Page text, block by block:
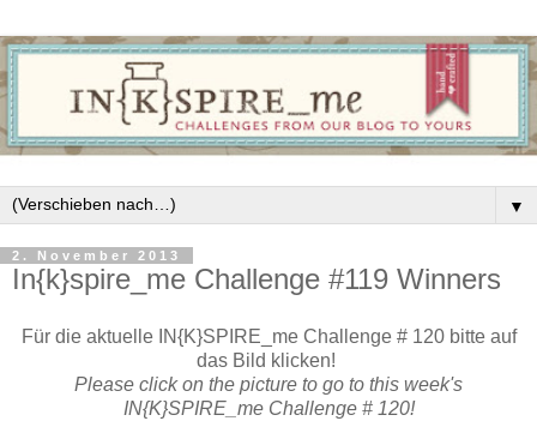
▼
2. November 2013
In{k}spire_me Challenge #119 Winners
Für die aktuelle IN{K}SPIRE_me Challenge # 120 bitte auf
das Bild klicken!
Please click on the picture to go to this week's
IN{K}SPIRE_me Challenge # 120!